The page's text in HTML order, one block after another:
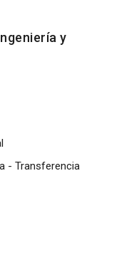
y
- Transferencia